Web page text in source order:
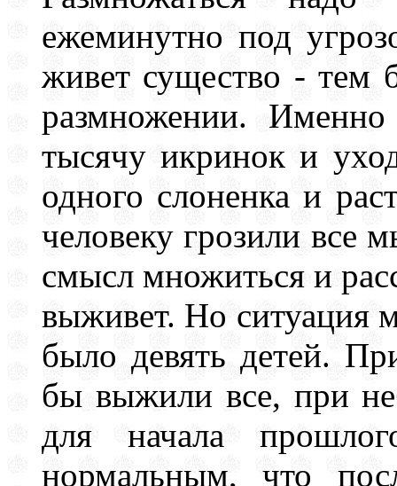
ежеминутно под
живет существо - тем
размножении.
тысячу икринок и
одного слоненка и
человеку грозили все
смысл множиться и
выживет. Но ситуация
было девять детей.
бы выжили все, при
для начала
нормальным, что